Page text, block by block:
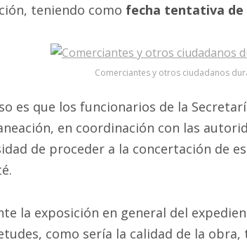
teniendo como fecha tentativa de
Comerciantes y otros ciudadanos
es que los funcionarios de la
en coordinación con las
de proceder a la concertación de
la exposición en general del
como sería la calidad de la